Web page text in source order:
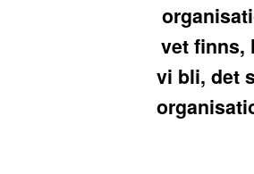
vet finns,
vi bli, det